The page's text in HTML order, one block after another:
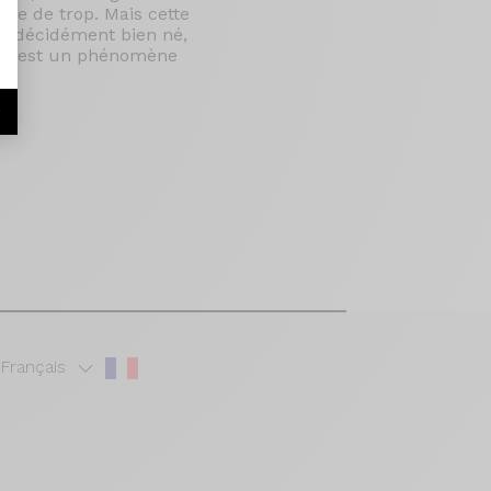
de trop. Mais cette
décidément bien né,
un phénomène
Français